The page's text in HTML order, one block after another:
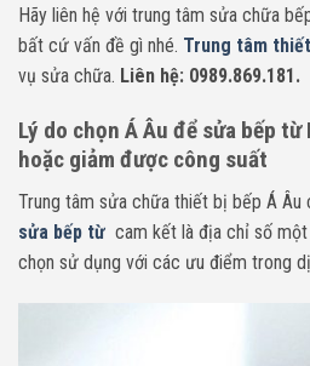
Hãy liên hệ với trung tâm sửa chữa
bất cứ vấn đề gì nhé. Trung tâm
vụ sửa chữa. Liên hệ: 0989.869.181.
Lý do chọn Á Âu để sửa bếp
hoặc giảm được công suất
Trung tâm sửa chữa thiết bị bếp Á Âu
sửa bếp từ cam kết là địa chỉ số
chọn sử dụng với các ưu điểm trong